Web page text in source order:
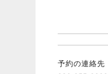
予約の連絡先